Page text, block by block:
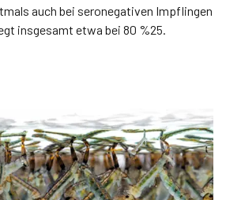
auch bei seronegativen Impflingen
insgesamt etwa bei 80 %25.